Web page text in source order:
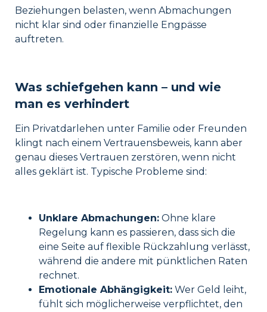
Beziehungen belasten, wenn Abmachungen
nicht klar sind oder finanzielle Engpässe
auftreten.
Was schiefgehen kann – und wie
man es verhindert
Ein Privatdarlehen unter Familie oder Freunden
klingt nach einem Vertrauensbeweis, kann aber
genau dieses Vertrauen zerstören, wenn nicht
alles geklärt ist. Typische Probleme sind:
Unklare Abmachungen: Ohne klare
Regelung kann es passieren, dass sich die
eine Seite auf flexible Rückzahlung verlässt,
während die andere mit pünktlichen Raten
rechnet.
Emotionale Abhängigkeit: Wer Geld leiht,
fühlt sich möglicherweise verpflichtet, den